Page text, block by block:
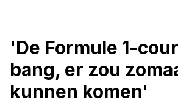
'De Formule 1-
bang, er zou
kunnen komen'